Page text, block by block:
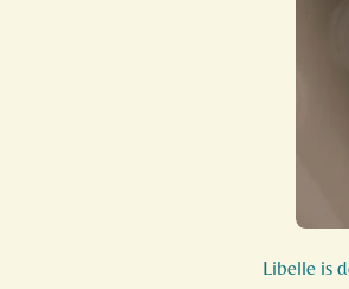
Libelle is